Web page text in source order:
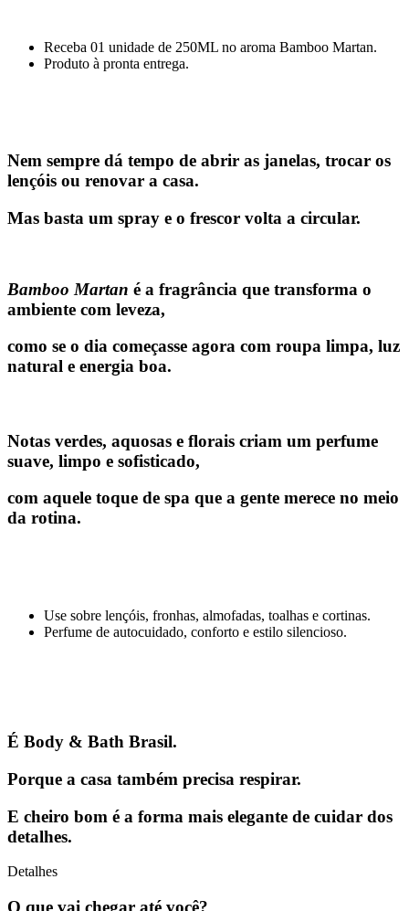
Receba 01 unidade de 250ML no aroma Bamboo Martan.
Produto à pronta entrega.
Nem sempre dá tempo de abrir as janelas, trocar os
lençóis ou renovar a casa.
Mas basta um spray e o frescor volta a circular.
Bamboo Martan é a fragrância que transforma o
ambiente com leveza,
como se o dia começasse agora com roupa limpa, luz
natural e energia boa.
Notas verdes, aquosas e florais criam um perfume
suave, limpo e sofisticado,
com aquele toque de spa que a gente merece no meio
da rotina.
Use sobre lençóis, fronhas, almofadas, toalhas e cortinas.
Perfume de autocuidado, conforto e estilo silencioso.
É Body & Bath Brasil.
Porque a casa também precisa respirar.
E cheiro bom é a forma mais elegante de cuidar dos
detalhes.
Detalhes
O que vai chegar até você?